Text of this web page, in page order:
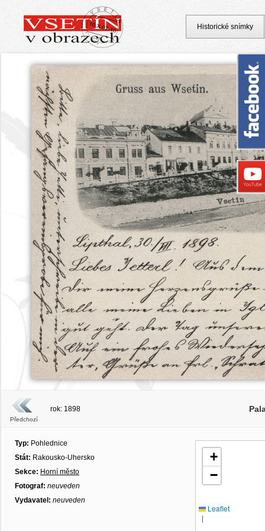
Předchozí
rok: 1898
Typ: Pohlednice
Stát: Rakousko-Uhersko
Sekce: Horní město
Fotograf: neuveden
Vydavatel: neuveden
+
−
Leaflet
|
Historické snímky